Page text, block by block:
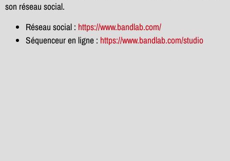
son réseau social.
Réseau social : https://www.bandlab.com/
Séquenceur en ligne : https://www.bandlab.com/studio